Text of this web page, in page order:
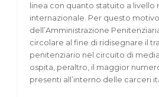
linea con quanto statuito a livello
internazionale. Per questo
dell’Amministrazione
circolare al fine di ridisegnare il
penitenziario nel circuito di
ospita, peraltro, il maggior
presenti all’interno delle carceri